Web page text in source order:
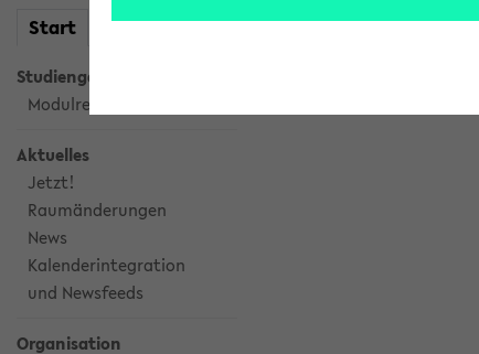
Start meineKVV
Studiengangsauswahl
Modulrecherche
Aktuelles
Jetzt!
Raumänderungen
News
Kalenderintegration
und Newsfeeds
Organisation